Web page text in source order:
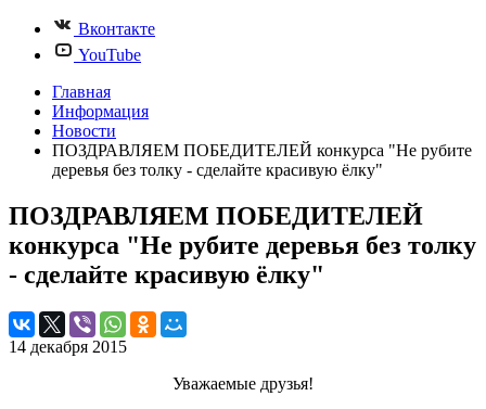
Вконтакте
YouTube
Главная
Информация
Новости
ПОЗДРАВЛЯЕМ ПОБЕДИТЕЛЕЙ конкурса "Не рубите
деревья без толку - сделайте красивую ёлку"
ПОЗДРАВЛЯЕМ ПОБЕДИТЕЛЕЙ
конкурса "Не рубите деревья без толку
- сделайте красивую ёлку"
14 декабря 2015
Уважаемые друзья!